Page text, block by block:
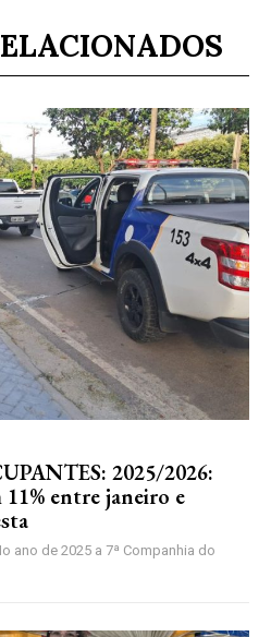
2025/2026:
entre janeiro e
ano de 2025 a 7ª Companhia do